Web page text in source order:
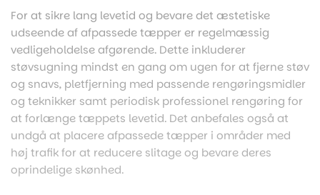
For at sikre lang levetid og bevare det æstetiske
udseende af afpassede tæpper er regelmæssig
vedligeholdelse afgørende. Dette inkluderer
støvsugning mindst en gang om ugen for at fjerne støv
og snavs, pletfjerning med passende rengøringsmidler
og teknikker samt periodisk professionel rengøring for
at forlænge tæppets levetid. Det anbefales også at
undgå at placere afpassede tæpper i områder med
høj trafik for at reducere slitage og bevare deres
oprindelige skønhed.